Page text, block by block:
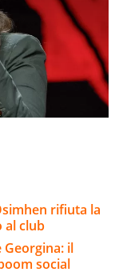
rifiuta la
al club
Georgina: il
social